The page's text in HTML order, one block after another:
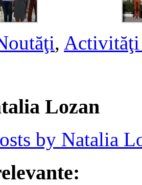
, Activităţi
Lozan
by Natalia